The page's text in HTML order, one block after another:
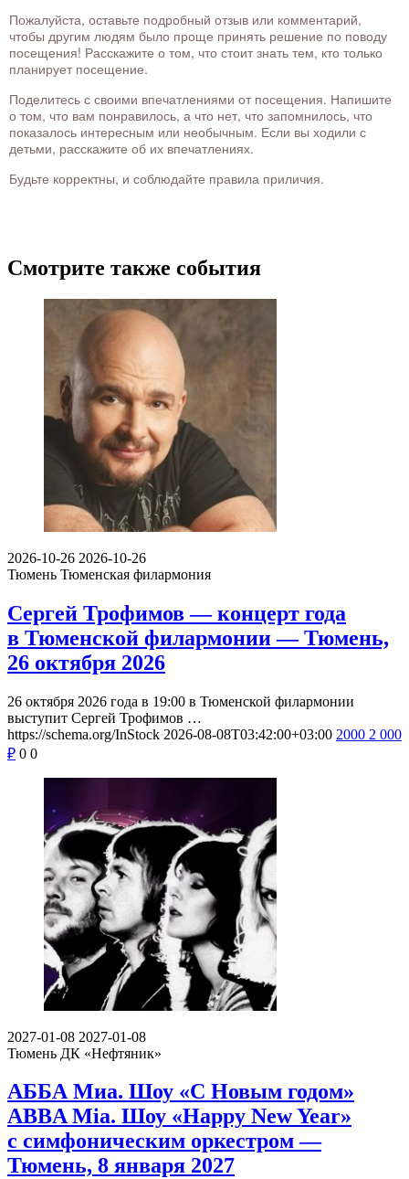
Пожалуйста, оставьте подробный отзыв или комментарий,
чтобы другим людям было проще принять решение по поводу
посещения! Расскажите о том, что стоит знать тем, кто только
планирует посещение.
Поделитесь с своими впечатлениями от посещения. Напишите
о том, что вам понравилось, а что нет, что запомнилось, что
показалось интересным или необычным. Если вы ходили с
детьми, расскажите об их впечатлениях.
Будьте корректны, и соблюдайте правила приличия.
Смотрите также события
2026-10-26 2026-10-26
Тюмень Тюменская филармония
Сергей Трофимов — концерт года
в Тюменской филармонии — Тюмень,
26 октября 2026
26 октября 2026 года в 19:00 в Тюменской филармонии
выступит Сергей Трофимов …
https://schema.org/InStock 2026-08-08T03:42:00+03:00 2000 2 000
₽ 0 0
2027-01-08 2027-01-08
Тюмень ДК «Нефтяник»
АББА Миа. Шоу «С Новым годом»
ABBA Mia. Шоу «Happy New Year»
с симфоническим оркестром —
Тюмень, 8 января 2027